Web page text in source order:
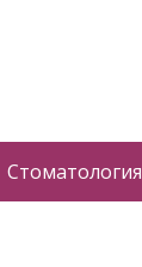
Стоматология